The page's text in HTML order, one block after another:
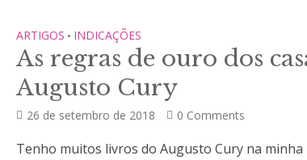
ARTIGOS • INDICAÇÕES
As regras de ouro dos
Augusto Cury
26 de setembro de 2018 0 Comments
Tenho muitos livros do Augusto Cury na